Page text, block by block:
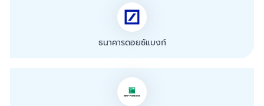
ธนาคารดอยซ์แบงก์